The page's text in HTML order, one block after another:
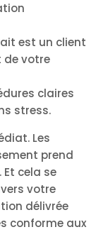
est un client
de votre
claires
stress.
Les
prend
cela se
votre
délivrée
conforme aux